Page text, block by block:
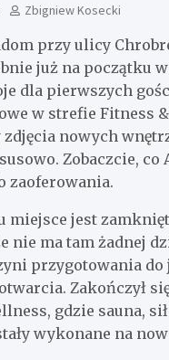
Zbigniew Kosecki
przy ulicy
już na początku
dla pierwszych
w strefie Fitness
zdjęcia nowych
Zobaczcie, co
zaoferowania.
miejsce jest
nie ma tam żadnej
przygotowania do
Zakończył
gdzie sauna,
wykonane na